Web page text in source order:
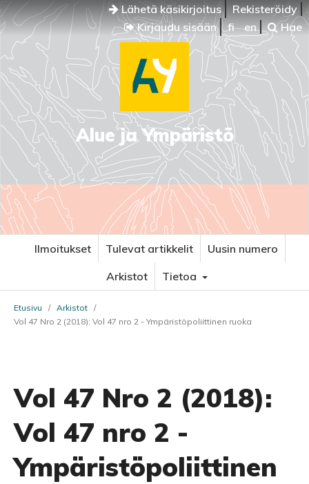
Lähetä käsikirjoitus
Rekisteröidy
Kirjaudu sisään
fi en Hae
Alue ja Ympäristö
Ilmoitukset Tulevat artikkelit
Uusin numero
Arkistot
Tietoa
Etusivu / Arkistot /
Vol 47 Nro 2 (2018): Vol 47 nro 2 - Ympäristöpoliittinen ruoka
Vol 47 Nro 2 (2018):
Vol 47 nro 2 -
Ympäristöpoliittinen